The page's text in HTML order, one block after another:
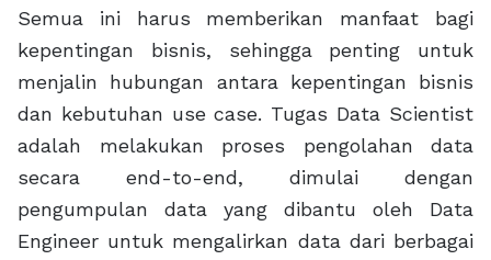
Semua ini harus memberikan manfaat bagi
kepentingan bisnis, sehingga penting untuk
menjalin hubungan antara kepentingan bisnis
dan kebutuhan use case. Tugas Data Scientist
adalah melakukan proses pengolahan data
secara end-to-end, dimulai dengan
pengumpulan data yang dibantu oleh Data
Engineer untuk mengalirkan data dari berbagai